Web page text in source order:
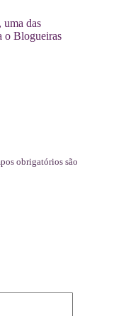
das
o Blogueiras
obrigatórios são